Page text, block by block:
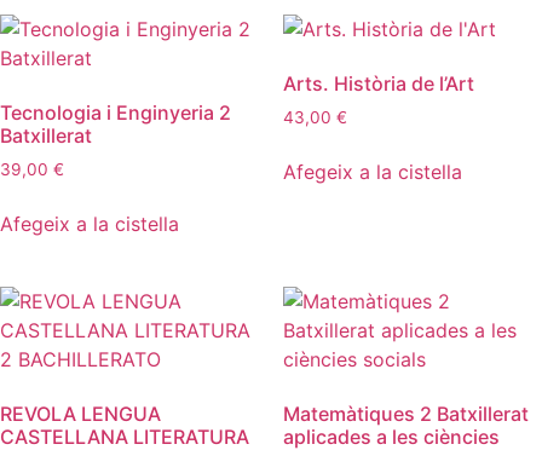
Tecnologia i Enginyeria 2
Batxillerat
39,00 €
Afegeix a la cistella
Arts. Història de l’Art
43,00 €
Afegeix a la cistella
REVOLA LENGUA
CASTELLANA LITERATURA
Matemàtiques 2 Batxillerat
aplicades a les ciències